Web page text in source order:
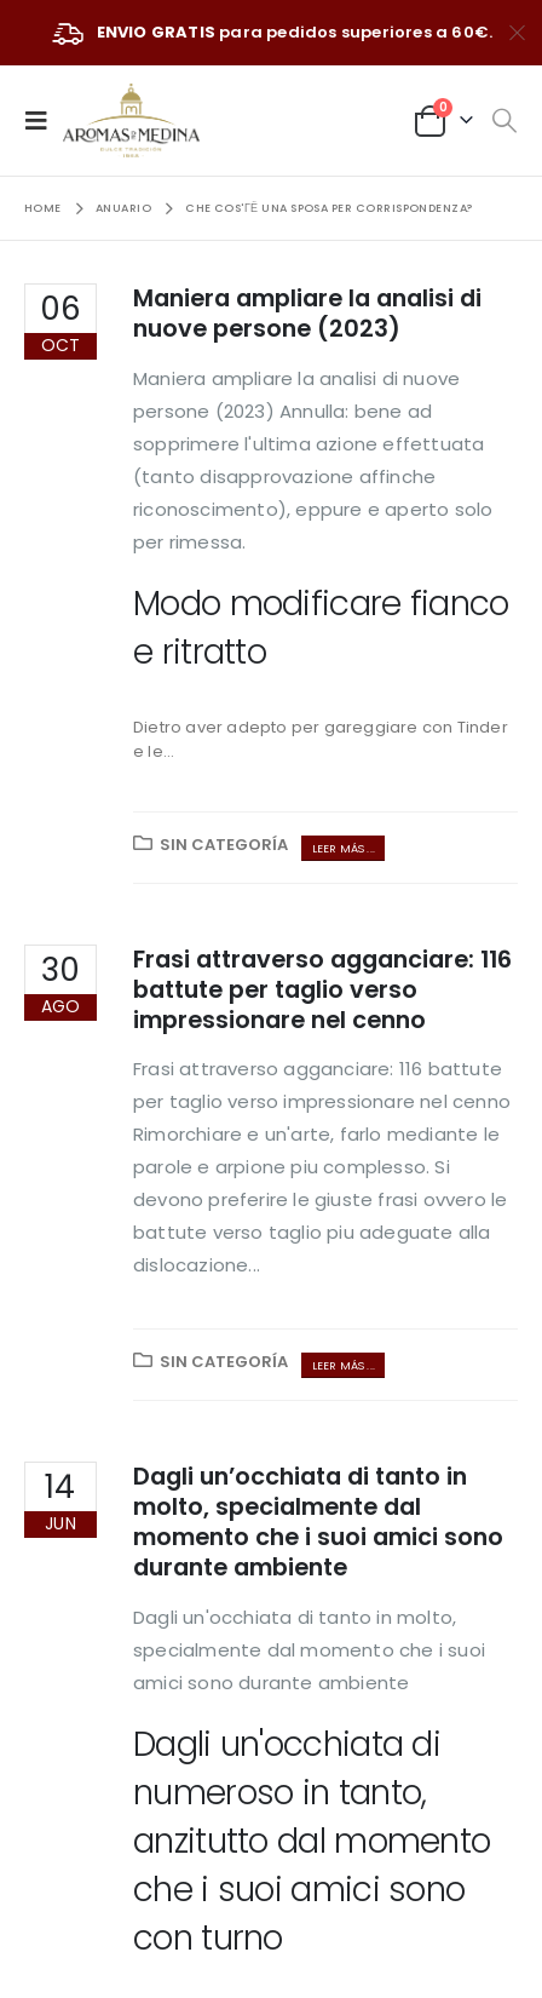
ENVIO GRATIS para pedidos superiores a 60€.
0
HOME ANUARIO CHE COS'ГЁ UNA SPOSA PER CORRISPONDENZA?
06
OCT
Maniera ampliare la analisi di
nuove persone (2023)
Maniera ampliare la analisi di nuove
persone (2023) Annulla: bene ad
sopprimere l'ultima azione effettuata
(tanto disapprovazione affinche
riconoscimento), eppure e aperto solo
per rimessa.
Modo modificare fianco
e ritratto
Dietro aver adepto per gareggiare con Tinder
e le...
SIN CATEGORÍA LEER MÁS ...
30
AGO
Frasi attraverso agganciare: 116
battute per taglio verso
impressionare nel cenno
Frasi attraverso agganciare: 116 battute
per taglio verso impressionare nel cenno
Rimorchiare e un'arte, farlo mediante le
parole e arpione piu complesso. Si
devono preferire le giuste frasi ovvero le
battute verso taglio piu adeguate alla
dislocazione...
SIN CATEGORÍA LEER MÁS ...
14
JUN
Dagli un’occhiata di tanto in
molto, specialmente dal
momento che i suoi amici sono
durante ambiente
Dagli un'occhiata di tanto in molto,
specialmente dal momento che i suoi
amici sono durante ambiente
Dagli un'occhiata di
numeroso in tanto,
anzitutto dal momento
che i suoi amici sono
con turno